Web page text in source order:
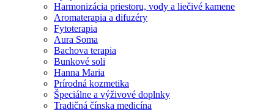
Harmonizácia priestoru, vody a liečivé kamene
Aromaterapia a difuzéry
Fytoterapia
Aura Soma
Bachova terapia
Bunkové soli
Hanna Maria
Prírodná kozmetika
Špeciálne a výživové doplnky
Tradičná čínska medicína